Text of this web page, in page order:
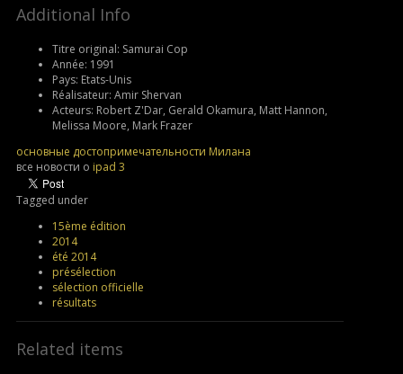
Additional Info
Titre original: Samurai Cop
Année: 1991
Pays: Etats-Unis
Réalisateur: Amir Shervan
Acteurs: Robert Z'Dar, Gerald Okamura, Matt Hannon,
Melissa Moore, Mark Frazer
основные достопримечательности Милана
все новости о ipad 3
Tagged under
15ème édition
2014
été 2014
présélection
sélection officielle
résultats
Related items